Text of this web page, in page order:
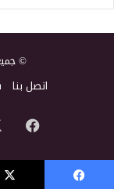
©
اتصل بنا